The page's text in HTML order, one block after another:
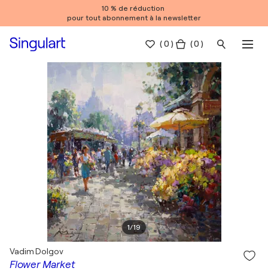
10 % de réduction
pour tout abonnement à la newsletter
(0 ) ( 0 )
1/19
Flower Market
Vadim Dolgov